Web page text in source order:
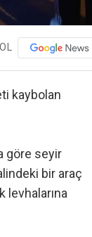
kaybolan
göre seyir
bir araç
levhalarına